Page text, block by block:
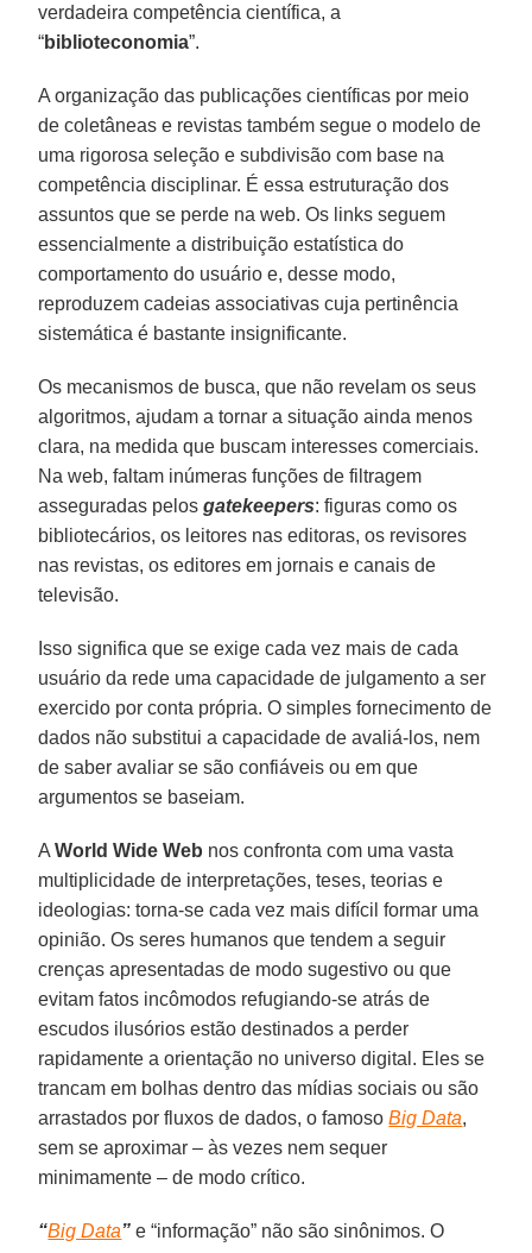
verdadeira competência científica, a
“biblioteconomia”.
A organização das publicações científicas por meio
de coletâneas e revistas também segue o modelo de
uma rigorosa seleção e subdivisão com base na
competência disciplinar. É essa estruturação dos
assuntos que se perde na web. Os links seguem
essencialmente a distribuição estatística do
comportamento do usuário e, desse modo,
reproduzem cadeias associativas cuja pertinência
sistemática é bastante insignificante.
Os mecanismos de busca, que não revelam os seus
algoritmos, ajudam a tornar a situação ainda menos
clara, na medida que buscam interesses comerciais.
Na web, faltam inúmeras funções de filtragem
asseguradas pelosgatekeepers: figuras como os
bibliotecários, os leitores nas editoras, os revisores
nas revistas, os editores em jornais e canais de
televisão.
Isso significa que se exige cada vez mais de cada
usuário da rede uma capacidade de julgamento a ser
exercido por conta própria. O simples fornecimento de
dados não substitui a capacidade de avaliá-los, nem
de saber avaliar se são confiáveis ou em que
argumentos se baseiam.
AWorld Wide Web nos confronta com uma vasta
multiplicidade de interpretações, teses, teorias e
ideologias: torna-se cada vez mais difícil formar uma
opinião. Os seres humanos que tendem a seguir
crenças apresentadas de modo sugestivo ou que
evitam fatos incômodos refugiando-se atrás de
escudos ilusórios estão destinados a perder
rapidamente a orientação no universo digital. Eles se
trancam em bolhas dentro das mídias sociais ou são
arrastados por fluxos de dados, o famosoBig Data,
sem se aproximar – às vezes nem sequer
minimamente – de modo crítico.
“Big Data” e “informação” não são sinônimos. O